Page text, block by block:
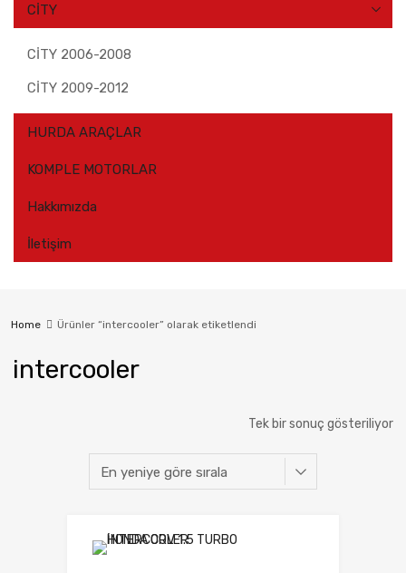
CİTY
CİTY 2006-2008
CİTY 2009-2012
HURDA ARAÇLAR
KOMPLE MOTORLAR
Hakkımızda
İletişim
Home Ürünler “intercooler” olarak etiketlendi
intercooler
Tek bir sonuç gösteriliyor